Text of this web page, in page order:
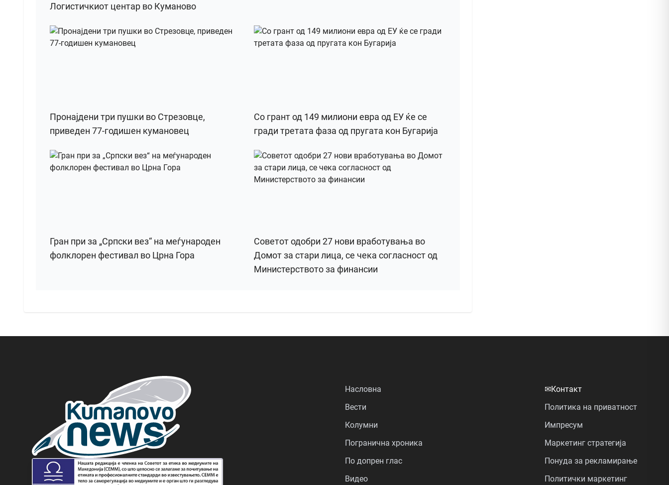
Логистичкиот центар во Куманово
Пронајдени три пушки во Стрезовце,
приведен 77-годишен кумановец
Со грант од 149 милиони евра од ЕУ ќе се
гради третата фаза од пругата кон Бугарија
Гран при за „Српски вез“ на меѓународен
фолклорен фестивал во Црна Гора
Советот одобри 27 нови вработувања во
Домот за стари лица, се чека согласност од
Министерството за финансии
Насловна
Вести
Колумни
Погранична хроника
По допрен глас
Видео
✉Контакт
Политика на приватност
Импресум
Маркетинг стратегија
Понуда за рекламирање
Политички маркетинг